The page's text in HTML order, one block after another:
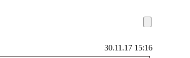
30.11.17 15:16